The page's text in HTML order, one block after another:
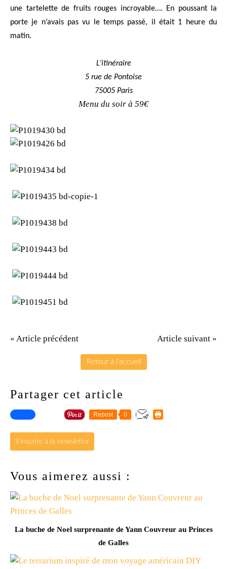
une tartelette de fruits rouges incroyable…. En poussant la
porte je n’avais pas vu le temps passé, il était 1 heure du
matin.
L’itinéraire
5 rue de Pontoise
75005 Paris
Menu du soir à 59€
« Article précédent Article suivant »
Retour à l'accueil
Partager cet article
Repost 0
S'inscrire à la newsletter
Vous aimerez aussi :
La buche de Noel surprenante de Yann Couvreur au Princes
de Galles